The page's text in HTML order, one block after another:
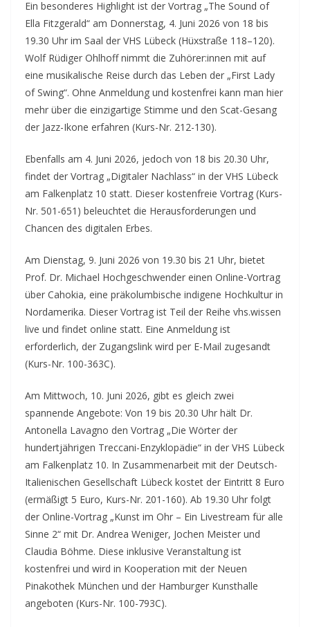
Ein besonderes Highlight ist der Vortrag „The Sound of
Ella Fitzgerald“ am Donnerstag, 4. Juni 2026 von 18 bis
19.30 Uhr im Saal der VHS Lübeck (Hüxstraße 118–120).
Wolf Rüdiger Ohlhoff nimmt die Zuhörer:innen mit auf
eine musikalische Reise durch das Leben der „First Lady
of Swing“. Ohne Anmeldung und kostenfrei kann man hier
mehr über die einzigartige Stimme und den Scat-Gesang
der Jazz-Ikone erfahren (Kurs-Nr. 212-130).
Ebenfalls am 4. Juni 2026, jedoch von 18 bis 20.30 Uhr,
findet der Vortrag „Digitaler Nachlass“ in der VHS Lübeck
am Falkenplatz 10 statt. Dieser kostenfreie Vortrag (Kurs-
Nr. 501-651) beleuchtet die Herausforderungen und
Chancen des digitalen Erbes.
Am Dienstag, 9. Juni 2026 von 19.30 bis 21 Uhr, bietet
Prof. Dr. Michael Hochgeschwender einen Online-Vortrag
über Cahokia, eine präkolumbische indigene Hochkultur in
Nordamerika. Dieser Vortrag ist Teil der Reihe vhs.wissen
live und findet online statt. Eine Anmeldung ist
erforderlich, der Zugangslink wird per E-Mail zugesandt
(Kurs-Nr. 100-363C).
Am Mittwoch, 10. Juni 2026, gibt es gleich zwei
spannende Angebote: Von 19 bis 20.30 Uhr hält Dr.
Antonella Lavagno den Vortrag „Die Wörter der
hundertjährigen Treccani-Enzyklopädie“ in der VHS Lübeck
am Falkenplatz 10. In Zusammenarbeit mit der Deutsch-
Italienischen Gesellschaft Lübeck kostet der Eintritt 8 Euro
(ermäßigt 5 Euro, Kurs-Nr. 201-160). Ab 19.30 Uhr folgt
der Online-Vortrag „Kunst im Ohr – Ein Livestream für alle
Sinne 2“ mit Dr. Andrea Weniger, Jochen Meister und
Claudia Böhme. Diese inklusive Veranstaltung ist
kostenfrei und wird in Kooperation mit der Neuen
Pinakothek München und der Hamburger Kunsthalle
angeboten (Kurs-Nr. 100-793C).